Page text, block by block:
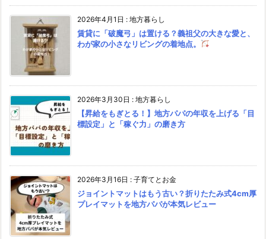
2026年4月1日 : 地方暮らし
賃貸に「破魔弓」は置ける？義祖父の大きな愛と、
わが家の小さなリビングの着地点。
2026年3月30日 : 地方暮らし
【昇給をもぎとる！】地方パパの年収を上げる「目
標設定」と「稼ぐ力」の磨き方
2026年3月16日 : 子育てとお金
ジョイントマットはもう古い？折りたたみ式4cm厚
プレイマットを地方パパが本気レビュー